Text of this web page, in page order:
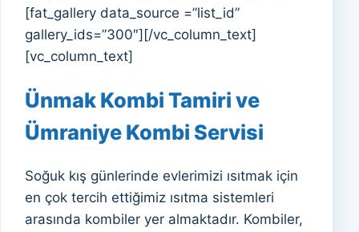
[fat_gallery data_source =”list_id”
gallery_ids=”300″][/vc_column_text]
[vc_column_text]
Ünmak Kombi Tamiri ve
Ümraniye Kombi Servisi
Soğuk kış günlerinde evlerimizi ısıtmak için
en çok tercih ettiğimiz ısıtma sistemleri
arasında kombiler yer almaktadır. Kombiler,